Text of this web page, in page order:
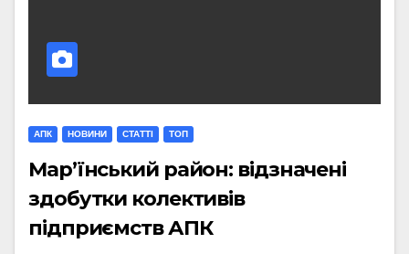
АПК НОВИНИ СТАТТI ТОП
Мар’їнський район: відзначені
здобутки колективів
підприємств АПК